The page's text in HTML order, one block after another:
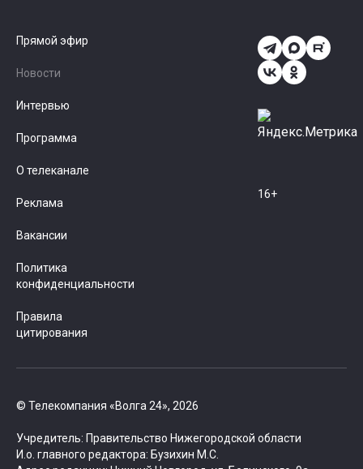
© Телекомпания «Волга 24», 2026
Учредитель: Правительство Нижегородской области
И.о. главного редактора: Бузихин М.С.
Прямой эфир
Новости
Интервью
Программа
О телеканале
Реклама
Вакансии
Политика
конфиденциальности
Правила
цитирования
16+